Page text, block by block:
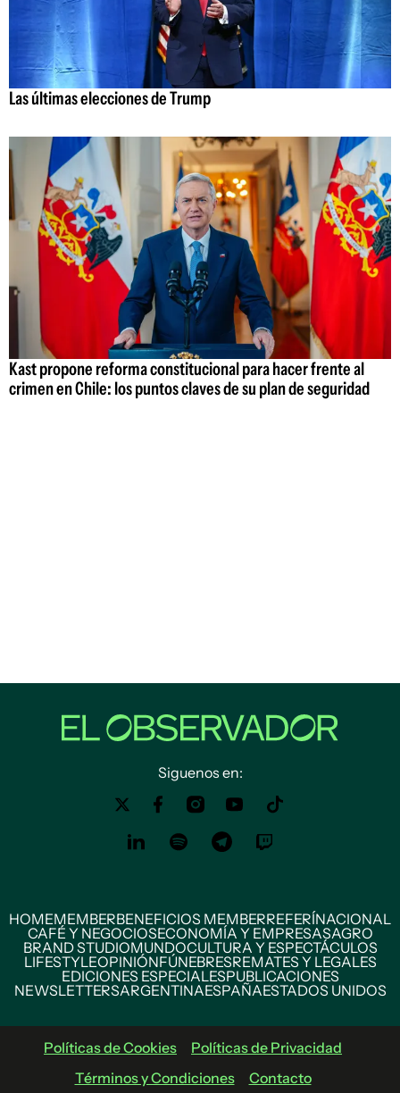
Las últimas elecciones de Trump
Kast propone reforma constitucional para hacer frente al
crimen en Chile: los puntos claves de su plan de seguridad
Siguenos en:
HOMEMEMBERBENEFICIOS MEMBERREFERÍNACIONAL
CAFÉ Y NEGOCIOSECONOMÍA Y EMPRESASAGRO
BRAND STUDIOMUNDOCULTURA Y ESPECTÁCULOS
LIFESTYLEOPINIÓNFÚNEBRESREMATES Y LEGALES
EDICIONES ESPECIALESPUBLICACIONES
NEWSLETTERSARGENTINAESPAÑAESTADOS UNIDOS
Políticas de Cookies
Políticas de Privacidad
Términos y Condiciones
Contacto